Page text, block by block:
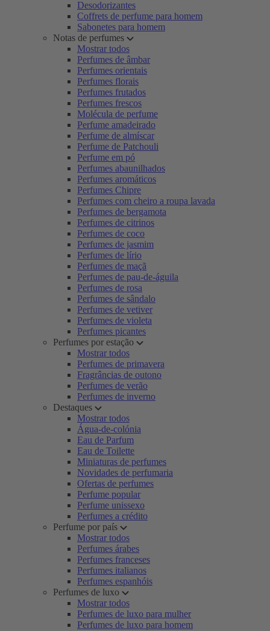
Desodorizantes
Coffrets de perfume para homem
Sabonetes para homem
Notas de perfumes
Mostrar todos
Perfumes de âmbar
Perfumes orientais
Perfumes florais
Perfumes frutados
Perfumes frescos
Molécula de perfume
Perfume amadeirado
Perfume de almíscar
Perfume de Patchouli
Perfume em pó
Perfumes abaunilhados
Perfumes aromáticos
Perfumes Chipre
Perfumes com cheiro a roupa lavada
Perfumes de bergamota
Perfumes de citrinos
Perfumes de coco
Perfumes de jasmim
Perfumes de lírio
Perfumes de maçã
Perfumes de pau-de-águila
Perfumes de rosa
Perfumes de sândalo
Perfumes de vetiver
Perfumes de violeta
Perfumes picantes
Perfumes por estação
Mostrar todos
Perfumes de primavera
Fragrâncias de outono
Perfumes de verão
Perfumes de inverno
Destaques
Mostrar todos
Água-de-colónia
Eau de Parfum
Eau de Toilette
Miniaturas de perfumes
Novidades de perfumaria
Ofertas de perfumes
Perfume popular
Perfume unissexo
Perfumes a crédito
Perfume por país
Mostrar todos
Perfumes árabes
Perfumes franceses
Perfumes italianos
Perfumes espanhóis
Perfumes de luxo
Mostrar todos
Perfumes de luxo para mulher
Perfumes de luxo para homem